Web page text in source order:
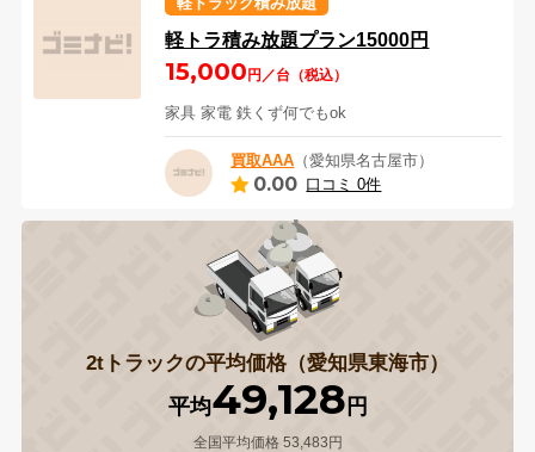
軽トラ積み放題プラン15000円
15,000 円／台（税込）
家具 家電 鉄くず何でもok
買取AAA （愛知県名古屋市）
0.00 口コミ 0件
2tトラックの平均価格（愛知県東海市）
平均49,128 円
全国平均価格 53,483円